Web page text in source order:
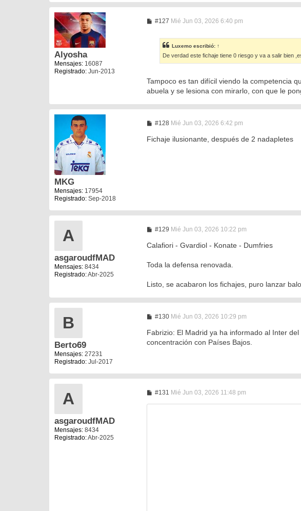
Alyosha
Mensajes: 16087
Registrado: Jun-2013
#127M
s
a
j
e
Mié Jun 03, 2026 6:40 pm
Luxemo escribió: ↑
De verdad este fichaje tiene 0 riesgo y va a salir bien
Tampoco es tan difícil viendo la competencia
abuela y se lesiona con mirarlo, con que le
MKG
Mensajes: 17954
Registrado: Sep-2018
#128M
n
s
Mié Jun 03, 2026 6:42 pm
Fichaje ilusionante, después de 2 nadapletes
A
asgaroudfMAD
Mensajes: 8434
Registrado:Abr-2025
#129M
n
s
j
Mié Jun 03, 2026 10:22 pm
Calafiori - Gvardiol - Konate - Dumfries
Toda la defensa renovada.
Listo, se acabaron los fichajes, puro lanzar
B
Berto69
Mensajes: 27231
Registrado: Jul-2017
#130M
n
s
a
Mié Jun 03, 2026 10:29 pm
Fabrizio: El Madrid ya ha informado al Inter
concentración con Países Bajos.
A
asgaroudfMAD
Mensajes: 8434
Registrado:Abr-2025
#131 M
n
Mié Jun 03, 2026 11:48 pm